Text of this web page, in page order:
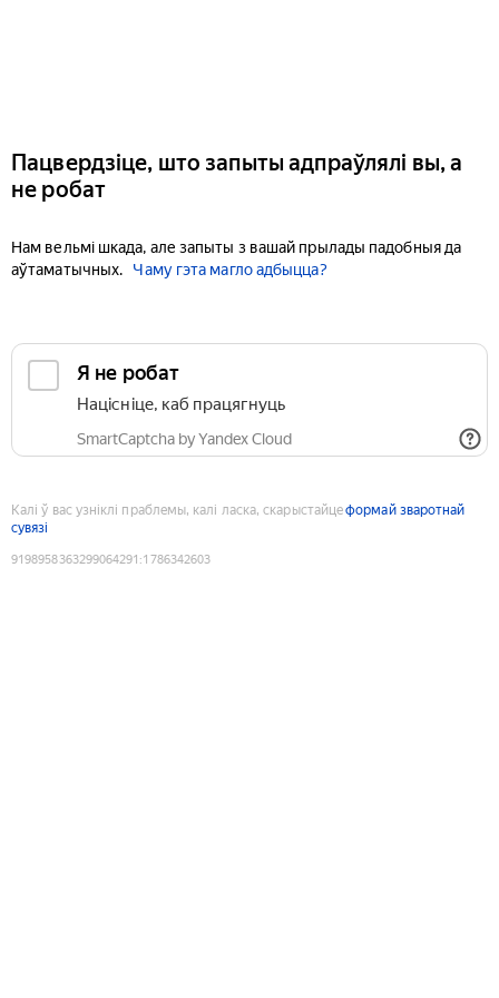
Пацвердзіце, што запыты адпраўлялі вы, а
не робат
Нам вельмі шкада, але запыты з вашай прылады падобныя да
аўтаматычных.
Чаму гэта магло адбыцца?
Я не робат
Націсніце, каб працягнуць
SmartCaptcha by Yandex Cloud
Калі ў вас узніклі праблемы, калі ласка, скарыстайцеформай зваротнай
сувязі
9198958363299064291 :1786342603